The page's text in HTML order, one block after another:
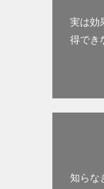
実は効
得でき
知らな